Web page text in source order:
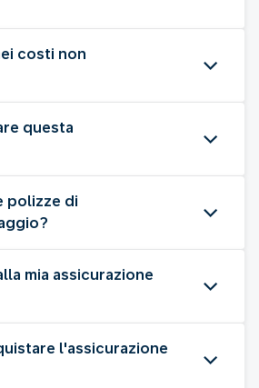
costi non
questa
polizze di
mia assicurazione
l'assicurazione